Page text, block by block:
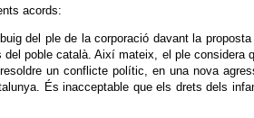
acords:
del ple de la corporació davant la proposta
poble català. Així mateix, el ple considera
un conflicte polític, en una nova
És inacceptable que els drets dels